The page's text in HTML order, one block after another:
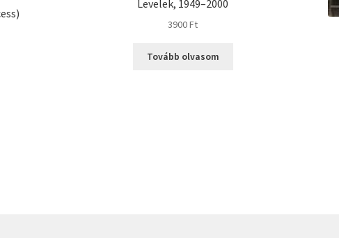
Levelek, 1949–2000
3900Ft
Tovább olvasom